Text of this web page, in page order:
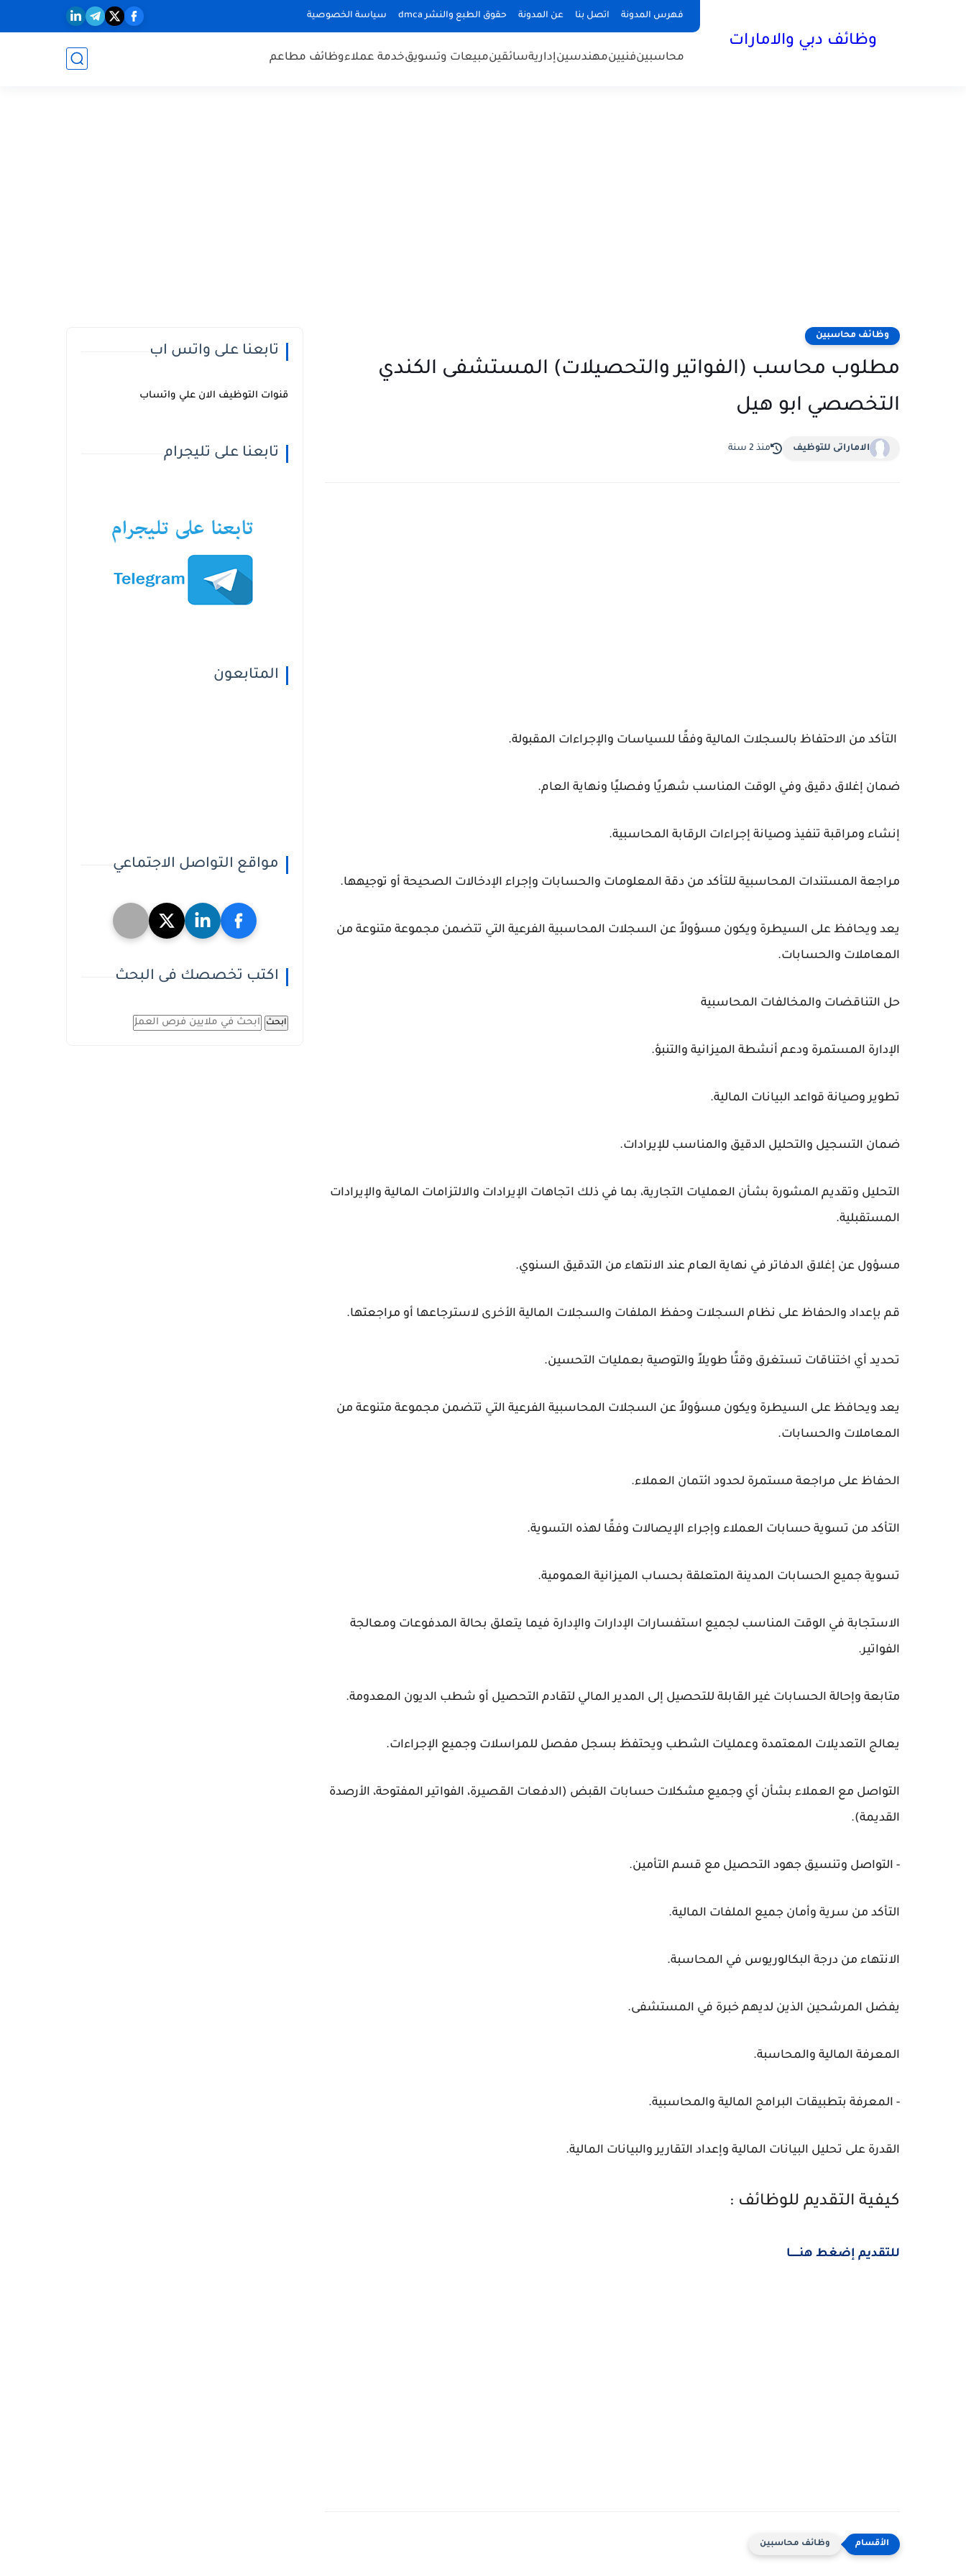
فهرس المدونة اتصل بنا عن المدونة حقوق الطبع والنشر dmca سياسة الخصوصية
وظائف دبي والامارات
محاسبينفنيينمهندسينإداريةسائقينمبيعات وتسويقخدمة عملاءوظائف مطاعم
وظائف محاسبين
مطلوب محاسب (الفواتير والتحصيلات) المستشفى الكندي
التخصصي ابو هيل
الاماراتى للتوظيف منذ 2 سنة
التأكد من الاحتفاظ بالسجلات المالية وفقًا للسياسات والإجراءات المقبولة.
ضمان إغلاق دقيق وفي الوقت المناسب شهريًا وفصليًا ونهاية العام.
إنشاء ومراقبة تنفيذ وصيانة إجراءات الرقابة المحاسبية.
مراجعة المستندات المحاسبية للتأكد من دقة المعلومات والحسابات وإجراء الإدخالات الصحيحة أو توجيهها.
يعد ويحافظ على السيطرة ويكون مسؤولاً عن السجلات المحاسبية الفرعية التي تتضمن مجموعة متنوعة من
المعاملات والحسابات.
حل التناقضات والمخالفات المحاسبية
الإدارة المستمرة ودعم أنشطة الميزانية والتنبؤ.
تطوير وصيانة قواعد البيانات المالية.
ضمان التسجيل والتحليل الدقيق والمناسب للإيرادات.
التحليل وتقديم المشورة بشأن العمليات التجارية، بما في ذلك اتجاهات الإيرادات والالتزامات المالية والإيرادات
المستقبلية.
مسؤول عن إغلاق الدفاتر في نهاية العام عند الانتهاء من التدقيق السنوي.
قم بإعداد والحفاظ على نظام السجلات وحفظ الملفات والسجلات المالية الأخرى لاسترجاعها أو مراجعتها.
تحديد أي اختناقات تستغرق وقتًا طويلاً والتوصية بعمليات التحسين.
يعد ويحافظ على السيطرة ويكون مسؤولاً عن السجلات المحاسبية الفرعية التي تتضمن مجموعة متنوعة من
المعاملات والحسابات.
الحفاظ على مراجعة مستمرة لحدود ائتمان العملاء.
التأكد من تسوية حسابات العملاء وإجراء الإيصالات وفقًا لهذه التسوية.
تسوية جميع الحسابات المدينة المتعلقة بحساب الميزانية العمومية.
الاستجابة في الوقت المناسب لجميع استفسارات الإدارات والإدارة فيما يتعلق بحالة المدفوعات ومعالجة
الفواتير.
متابعة وإحالة الحسابات غير القابلة للتحصيل إلى المدير المالي لتقادم التحصيل أو شطب الديون المعدومة.
يعالج التعديلات المعتمدة وعمليات الشطب ويحتفظ بسجل مفصل للمراسلات وجميع الإجراءات.
التواصل مع العملاء بشأن أي وجميع مشكلات حسابات القبض (الدفعات القصيرة، الفواتير المفتوحة، الأرصدة
القديمة).
- التواصل وتنسيق جهود التحصيل مع قسم التأمين.
التأكد من سرية وأمان جميع الملفات المالية.
الانتهاء من درجة البكالوريوس في المحاسبة.
يفضل المرشحين الذين لديهم خبرة في المستشفى.
المعرفة المالية والمحاسبة.
- المعرفة بتطبيقات البرامج المالية والمحاسبية.
القدرة على تحليل البيانات المالية وإعداد التقارير والبيانات المالية.
كيفية التقديم للوظائف :
للتقديم إضغط هنــــــا
وظائف محاسبين
تابعنا على واتس اب
قنوات التوظيف الان علي واتساب
تابعنا على تليجرام
المتابعون
مواقع التواصل الاجتماعي
اكتب تخصصك فى البحث
ابحث